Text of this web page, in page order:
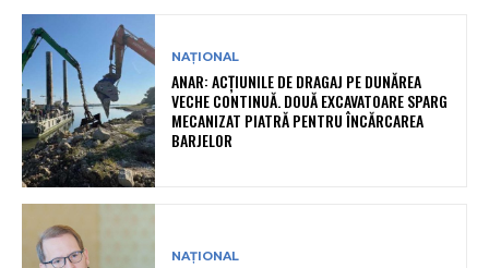
NAȚIONAL
ANAR: ACȚIUNILE DE DRAGAJ PE DUNĂREA
VECHE CONTINUĂ. DOUĂ EXCAVATOARE SPARG
MECANIZAT PIATRĂ PENTRU ÎNCĂRCAREA
BARJELOR
NAȚIONAL